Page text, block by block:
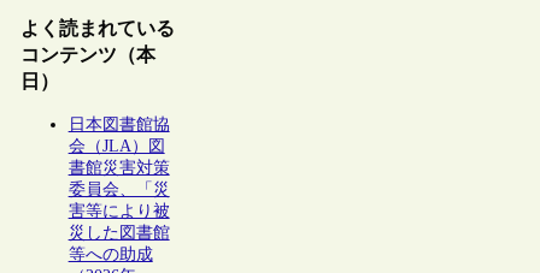
よく読まれている
コンテンツ（本
日）
日本図書館協
会（JLA）図
書館災害対策
委員会、「災
害等により被
災した図書館
等への助成